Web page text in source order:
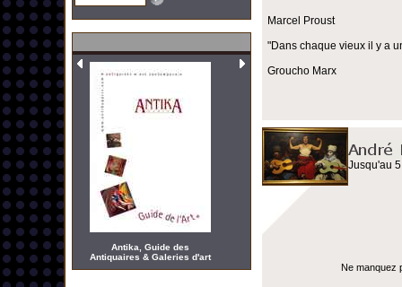
Antika, Guide des
Antiquaires & Galeries d'art
Marcel Proust
"Dans chaque vieux il y a
Groucho Marx
Jusqu'au
Ne manquez